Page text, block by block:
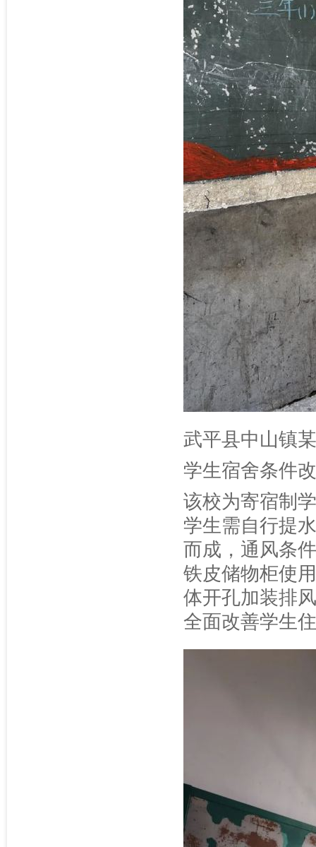
武平县中山镇
学生宿舍条件
该校为寄宿制
学生需自行提
而成，通风条
铁皮储物柜使
体开孔加装排
全面改善学生